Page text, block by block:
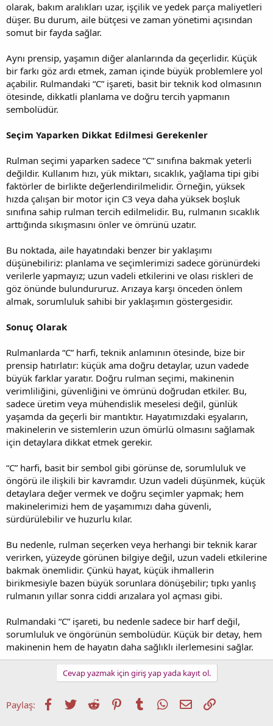
olarak, bakım aralıkları uzar, işçilik ve yedek parça maliyetleri
düşer. Bu durum, aile bütçesi ve zaman yönetimi açısından
somut bir fayda sağlar.
Aynı prensip, yaşamın diğer alanlarında da geçerlidir. Küçük
bir farkı göz ardı etmek, zaman içinde büyük problemlere yol
açabilir. Rulmandaki “C” işareti, basit bir teknik kod olmasının
ötesinde, dikkatli planlama ve doğru tercih yapmanın
sembolüdür.
Seçim Yaparken Dikkat Edilmesi Gerekenler
Rulman seçimi yaparken sadece “C” sınıfına bakmak yeterli
değildir. Kullanım hızı, yük miktarı, sıcaklık, yağlama tipi gibi
faktörler de birlikte değerlendirilmelidir. Örneğin, yüksek
hızda çalışan bir motor için C3 veya daha yüksek boşluk
sınıfına sahip rulman tercih edilmelidir. Bu, rulmanın sıcaklık
arttığında sıkışmasını önler ve ömrünü uzatır.
Bu noktada, aile hayatındaki benzer bir yaklaşımı
düşünebiliriz: planlama ve seçimlerimizi sadece görünürdeki
verilerle yapmayız; uzun vadeli etkilerini ve olası riskleri de
göz önünde bulundururuz. Arızaya karşı önceden önlem
almak, sorumluluk sahibi bir yaklaşımın göstergesidir.
Sonuç Olarak
Rulmanlarda “C” harfi, teknik anlamının ötesinde, bize bir
prensip hatırlatır: küçük ama doğru detaylar, uzun vadede
büyük farklar yaratır. Doğru rulman seçimi, makinenin
verimliliğini, güvenliğini ve ömrünü doğrudan etkiler. Bu,
sadece üretim veya mühendislik meselesi değil, günlük
yaşamda da geçerli bir mantıktır. Hayatımızdaki eşyaların,
makinelerin ve sistemlerin uzun ömürlü olmasını sağlamak
için detaylara dikkat etmek gerekir.
“C” harfi, basit bir sembol gibi görünse de, sorumluluk ve
öngörü ile ilişkili bir kavramdır. Uzun vadeli düşünmek, küçük
detaylara değer vermek ve doğru seçimler yapmak; hem
makinelerimizi hem de yaşamımızı daha güvenli,
sürdürülebilir ve huzurlu kılar.
Bu nedenle, rulman seçerken veya herhangi bir teknik karar
verirken, yüzeyde görünen bilgiye değil, uzun vadeli etkilerine
bakmak önemlidir. Çünkü hayat, küçük ihmallerin
birikmesiyle bazen büyük sorunlara dönüşebilir; tıpkı yanlış
rulmanın yıllar sonra ciddi arızalara yol açması gibi.
Rulmandaki “C” işareti, bu nedenle sadece bir harf değil,
sorumluluk ve öngörünün sembolüdür. Küçük bir detay, hem
makinenin hem de hayatın daha sağlıklı ilerlemesini sağlar.
Cevap yazmak için giriş yap yada kayıt ol.
Paylaş: Facebook
TwitterReddit PinterestTumblrWhatsApp
E-postaLink